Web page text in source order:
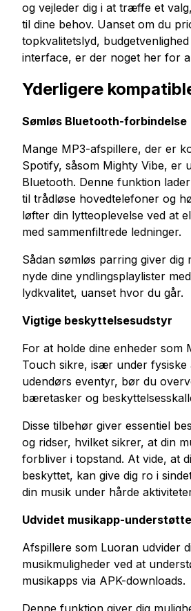
og vejleder dig i at træffe et
til dine behov. Uanset om du
topkvalitetslyd,
interface, er der noget her for
Yderligere
Sømløs Bluetooth-forbindelse
Mange MP3-afspillere, der er
Spotify, såsom Mighty Vibe, er
Bluetooth. Denne funktion
til trådløse hovedtelefoner og
løfter din lytteoplevelse ved at
med sammenfiltrede ledninger.
Sådan sømløs parring giver dig
nyde dine yndlingsplaylister
lydkvalitet, uanset hvor du går.
Vigtige beskyttelsesudstyr
For at holde dine enheder som
Touch sikre, især under fysiske
udendørs eventyr, bør du
bæretasker og
Disse tilbehør giver essentiel
og ridser, hvilket sikrer, at din
forbliver i topstand. At vide, at
beskyttet, kan give dig ro i
din musik under hårde
Udvidet musikapp-
Afspillere som Luoran udvider
musikmuligheder ved at
musikapps via APK-downloads.
Denne funktion giver dig